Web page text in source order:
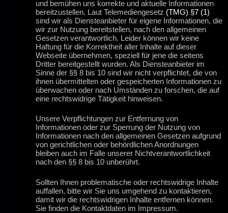
und bemühen uns korrekte und aktuelle Informationen
bereitzustellen. Laut Telemediengesetz (TMG) §7 (1)
sind wir als Diensteanbieter für eigene Informationen, die
wir zur Nutzung bereitstellen, nach den allgemeinen
Gesetzen verantwortlich. Leider können wir keine
Haftung für die Korrektheit aller Inhalte auf dieser
Webseite übernehmen, speziell für jene die seitens
Dritter bereitgestellt wurden. Als Diensteanbieter im
Sinne der §§ 8 bis 10 sind wir nicht verpflichtet, die von
ihnen übermittelten oder gespeicherten Informationen zu
überwachen oder nach Umständen zu forschen, die auf
eine rechtswidrige Tätigkeit hinweisen.
Unsere Verpflichtungen zur Entfernung von
Informationen oder zur Sperrung der Nutzung von
Informationen nach den allgemeinen Gesetzen aufgrund
von gerichtlichen oder behördlichen Anordnungen
bleiben auch im Falle unserer Nichtverantwortlichkeit
nach den §§ 8 bis 10 unberührt.
Sollten Ihnen problematische oder rechtswidrige Inhalte
auffallen, bitte wir Sie uns umgehend zu kontaktieren,
damit wir die rechtswidrigen Inhalte entfernen können.
Sie finden die Kontaktdaten im Impressum.